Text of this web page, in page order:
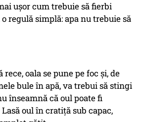
ușor cum trebuie să fierbi
regulă simplă: apa nu trebuie să
rece, oala se pune pe foc și, de
bule în apă, va trebui să stingi
înseamnă că oul poate fi
oul în cratiță sub capac,